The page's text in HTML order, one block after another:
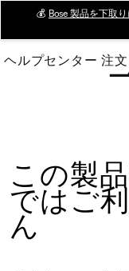
Main
💰 Bose 製品を下取
ヘルプセンター 注文
この製
ではご
ん